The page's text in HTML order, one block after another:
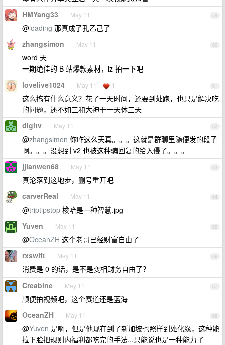
59
HMYang33 May 11
@loading 那真成了孔乙己了
60
zhangsimon May 11
word 天
一期绝佳的 B 站爆款素材，lz 拍一下吧
61
lovelive1024 May 11 1
这么搞有什么意义？花了一天时间，还要到处跑，也只是解决吃
的问题，还不如三和大神干一天休三天
62
digitv May 11
@zhangsimon 你咋这么天真。。。这就是群聊里随便发的段子
啊。。。没想到 v2 也被这种骗回复的给入侵了。。。
63
jjianwen68 May 11
真沦落到这地步，删号重开吧
64
carverReal May 11
@triptipstop 梭哈是一种智慧.jpg
65
Yuven May 11
@OceanZH 这个老哥已经财富自由了
66
rxswift May 11
消费是 0 的话，是不是变相财务自由了？
67
Creabine May 11
顺便拍视频吧，这个赛道还是蓝海
68
OceanZH May 11
@Yuven 是啊，但是他现在到了新加坡也照样到处化缘，这种能
拉下脸把规则内福利都吃完的手法...只能说也是一种能力了